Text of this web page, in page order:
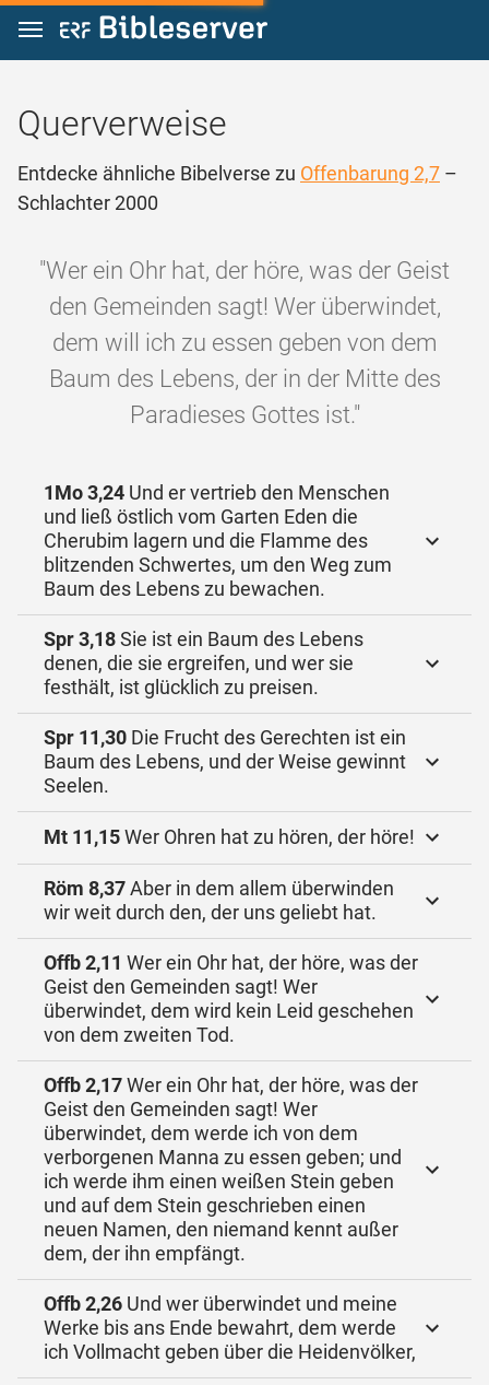
Zum Inhalt springen
Querverweise
Entdecke ähnliche Bibelverse zu Offenbarung 2,7 –
Schlachter 2000
"Wer ein Ohr hat, der höre, was der Geist
den Gemeinden sagt! Wer überwindet,
dem will ich zu essen geben von dem
Baum des Lebens, der in der Mitte des
Paradieses Gottes ist."
1Mo 3,24 Und er vertrieb den Menschen
und ließ östlich vom Garten Eden die
Cherubim lagern und die Flamme des
blitzenden Schwertes, um den Weg zum
Baum des Lebens zu bewachen.
Spr 3,18Sie ist ein Baum des Lebens
denen, die sie ergreifen, und wer sie
festhält, ist glücklich zu preisen.
Spr 11,30 Die Frucht des Gerechten ist ein
Baum des Lebens, und der Weise gewinnt
Seelen.
Mt 11,15Wer Ohren hat zu hören, der höre!
Röm 8,37Aber in dem allem überwinden
wir weit durch den, der uns geliebt hat.
Offb 2,11 Wer ein Ohr hat, der höre, was der
Geist den Gemeinden sagt! Wer
überwindet, dem wird kein Leid geschehen
von dem zweiten Tod.
Offb 2,17Wer ein Ohr hat, der höre, was der
Geist den Gemeinden sagt! Wer
überwindet, dem werde ich von dem
verborgenen Manna zu essen geben; und
ich werde ihm einen weißen Stein geben
und auf dem Stein geschrieben einen
neuen Namen, den niemand kennt außer
dem, der ihn empfängt.
Offb 2,26 Und wer überwindet und meine
Werke bis ans Ende bewahrt, dem werde
ich Vollmacht geben über die Heidenvölker,